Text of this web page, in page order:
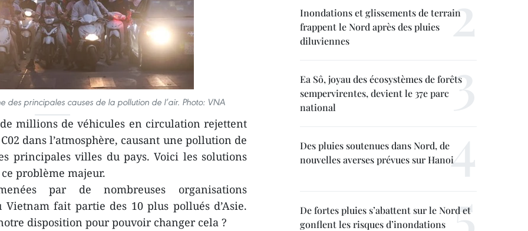
des principales causes de la pollution de l’air. Photo: VNA
millions de véhicules en circulation rejettent
dans l’atmosphère, causant une pollution de
principales villes du pays. Voici les solutions
problème majeur.
par de nombreuses organisations
fait partie des 10 plus pollués d’Asie.
disposition pour pouvoir changer cela ?
Inondations et glissements de terrain
frappent le Nord après des pluies
diluviennes
Ea Sô, joyau des écosystèmes de forêts
sempervirentes, devient le 37e parc
national
Des pluies soutenues dans Nord, de
nouvelles averses prévues sur Hanoi
De fortes pluies s’abattent sur le Nord et
gonflent les risques d’inondations